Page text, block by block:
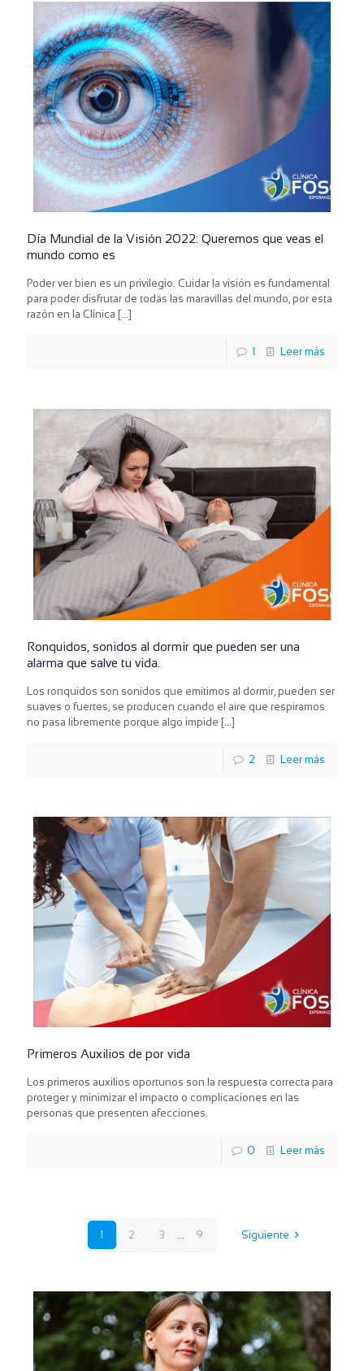
Día Mundial de la Visión 2022: Queremos que veas el
mundo como es
Poder ver bien es un privilegio. Cuidar la visión es fundamental
para poder disfrutar de todas las maravillas del mundo, por esta
razón en la Clínica […]
1 Leer más
Ronquidos, sonidos al dormir que pueden ser una
alarma que salve tu vida.
Los ronquidos son sonidos que emitimos al dormir, pueden ser
suaves o fuertes, se producen cuando el aire que respiramos
no pasa libremente porque algo impide […]
2 Leer más
Primeros Auxilios de por vida
Los primeros auxilios oportunos son la respuesta correcta para
proteger y minimizar el impacto o complicaciones en las
personas que presenten afecciones.
0 Leer más
1 2 3 ... 9 Siguiente